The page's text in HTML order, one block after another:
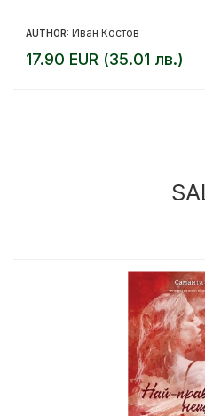
AUTHOR: Иван Костов
17.90 EUR (35.01 лв.)